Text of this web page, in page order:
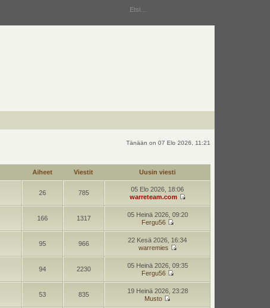
Tänään on 07 Elo 2026, 11:21
Aiheet Viestit Uusin viesti
26 785
05 Elo 2026, 18:06
warreteam.com
166 1317
05 Heinä 2026, 09:20
Fergu56
95 966
22 Kesä 2026, 16:34
warremies
94 2230
05 Heinä 2026, 09:35
Fergu56
53 835
19 Heinä 2026, 23:28
Musto